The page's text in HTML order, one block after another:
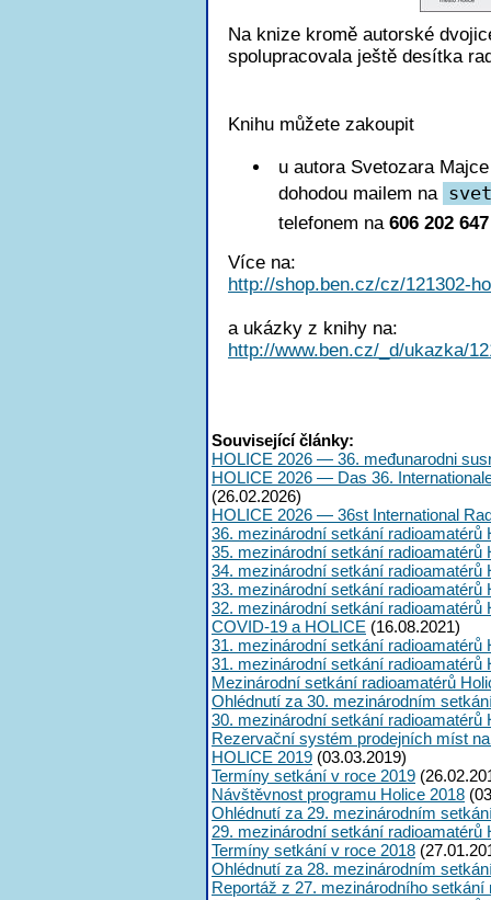
Na knize kromě autorské
spolupracovala ještě desítka
Knihu můžete zakoupit
u autora Svetozara
dohodou mailem na
telefonem na 606 202 647
Více na:
http://shop.ben.cz/cz/121302-
a ukázky z knihy na:
http://www.ben.cz/_d/ukazka/
Související články:
HOLICE 2026 — 36. međunarodni
HOLICE 2026 — Das 36.
(26.02.2026)
HOLICE 2026 — 36st International
36. mezinárodní setkání radioamatérů
35. mezinárodní setkání radioamatérů
34. mezinárodní setkání radioamatérů
33. mezinárodní setkání radioamatérů
32. mezinárodní setkání radioamatérů
COVID-19 a HOLICE (16.08.2021)
31. mezinárodní setkání radioamatérů
31. mezinárodní setkání radioamatérů
Mezinárodní setkání radioamatérů
Ohlédnutí za 30. mezinárodním
30. mezinárodní setkání radioamatérů
Rezervační systém prodejních míst
HOLICE 2019 (03.03.2019)
Termíny setkání v roce 2019
Návštěvnost programu Holice 2018
Ohlédnutí za 29. mezinárodním
29. mezinárodní setkání radioamatérů
Termíny setkání v roce 2018
Ohlédnutí za 28. mezinárodním
Reportáž z 27. mezinárodního setkání